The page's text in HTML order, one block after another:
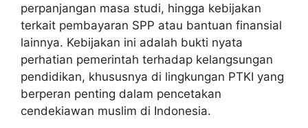
perpanjangan masa studi, hingga kebijakan
terkait pembayaran SPP atau bantuan finansial
lainnya. Kebijakan ini adalah bukti nyata
perhatian pemerintah terhadap kelangsungan
pendidikan, khususnya di lingkungan PTKI yang
berperan penting dalam pencetakan
cendekiawan muslim di Indonesia.